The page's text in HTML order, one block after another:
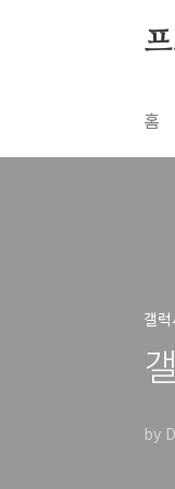
홈
갤럭
by